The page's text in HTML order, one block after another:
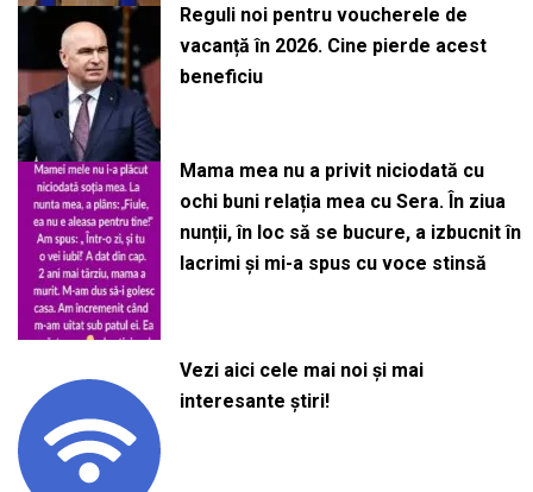
Reguli noi pentru voucherele de
vacanță în 2026. Cine pierde acest
beneficiu
Mama mea nu a privit niciodată cu
ochi buni relația mea cu Sera. În ziua
nunții, în loc să se bucure, a izbucnit în
lacrimi și mi-a spus cu voce stinsă
Vezi aici cele mai noi și mai
interesante știri!